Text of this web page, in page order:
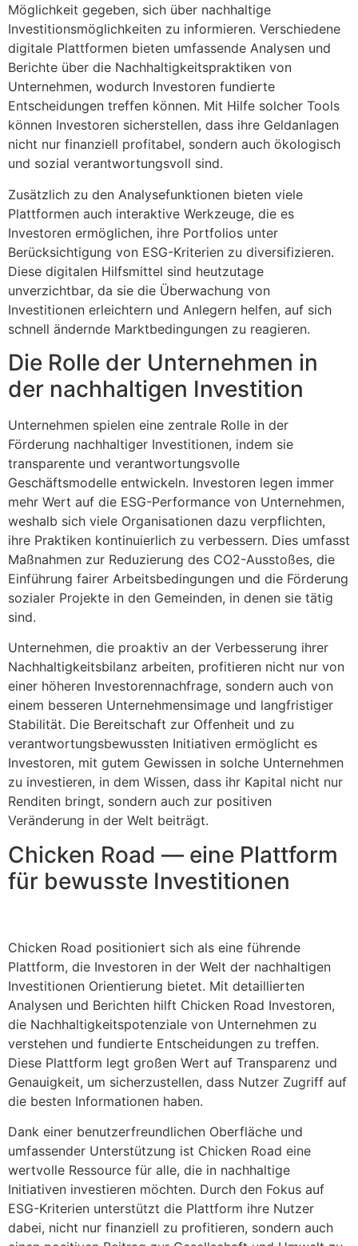
Möglichkeit gegeben, sich über nachhaltige
Investitionsmöglichkeiten zu informieren. Verschiedene
digitale Plattformen bieten umfassende Analysen und
Berichte über die Nachhaltigkeitspraktiken von
Unternehmen, wodurch Investoren fundierte
Entscheidungen treffen können. Mit Hilfe solcher Tools
können Investoren sicherstellen, dass ihre Geldanlagen
nicht nur finanziell profitabel, sondern auch ökologisch
und sozial verantwortungsvoll sind.
Zusätzlich zu den Analysefunktionen bieten viele
Plattformen auch interaktive Werkzeuge, die es
Investoren ermöglichen, ihre Portfolios unter
Berücksichtigung von ESG-Kriterien zu diversifizieren.
Diese digitalen Hilfsmittel sind heutzutage
unverzichtbar, da sie die Überwachung von
Investitionen erleichtern und Anlegern helfen, auf sich
schnell ändernde Marktbedingungen zu reagieren.
Die Rolle der Unternehmen in
der nachhaltigen Investition
Unternehmen spielen eine zentrale Rolle in der
Förderung nachhaltiger Investitionen, indem sie
transparente und verantwortungsvolle
Geschäftsmodelle entwickeln. Investoren legen immer
mehr Wert auf die ESG-Performance von Unternehmen,
weshalb sich viele Organisationen dazu verpflichten,
ihre Praktiken kontinuierlich zu verbessern. Dies umfasst
Maßnahmen zur Reduzierung des CO2-Ausstoßes, die
Einführung fairer Arbeitsbedingungen und die Förderung
sozialer Projekte in den Gemeinden, in denen sie tätig
sind.
Unternehmen, die proaktiv an der Verbesserung ihrer
Nachhaltigkeitsbilanz arbeiten, profitieren nicht nur von
einer höheren Investorennachfrage, sondern auch von
einem besseren Unternehmensimage und langfristiger
Stabilität. Die Bereitschaft zur Offenheit und zu
verantwortungsbewussten Initiativen ermöglicht es
Investoren, mit gutem Gewissen in solche Unternehmen
zu investieren, in dem Wissen, dass ihr Kapital nicht nur
Renditen bringt, sondern auch zur positiven
Veränderung in der Welt beiträgt.
Chicken Road — eine Plattform
für bewusste Investitionen
Chicken Road positioniert sich als eine führende
Plattform, die Investoren in der Welt der nachhaltigen
Investitionen Orientierung bietet. Mit detaillierten
Analysen und Berichten hilft Chicken Road Investoren,
die Nachhaltigkeitspotenziale von Unternehmen zu
verstehen und fundierte Entscheidungen zu treffen.
Diese Plattform legt großen Wert auf Transparenz und
Genauigkeit, um sicherzustellen, dass Nutzer Zugriff auf
die besten Informationen haben.
Dank einer benutzerfreundlichen Oberfläche und
umfassender Unterstützung ist Chicken Road eine
wertvolle Ressource für alle, die in nachhaltige
Initiativen investieren möchten. Durch den Fokus auf
ESG-Kriterien unterstützt die Plattform ihre Nutzer
dabei, nicht nur finanziell zu profitieren, sondern auch